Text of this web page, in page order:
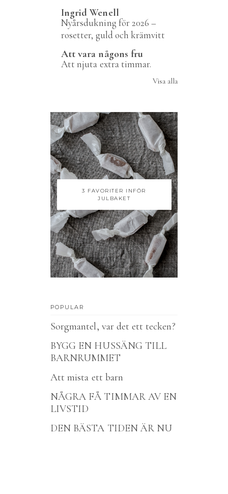
Ingrid Wenell
Nyårsdukning för 2026 –
rosetter, guld och krämvitt
Att vara någons fru
Att njuta extra timmar.
Visa alla
3 FAVORITER INFÖR
JULBAKET
POPULAR
Sorgmantel, var det ett tecken?
BYGG EN HUSSÄNG TILL
BARNRUMMET
Att mista ett barn
NÅGRA FÅ TIMMAR AV EN
LIVSTID
DEN BÄSTA TIDEN ÄR NU